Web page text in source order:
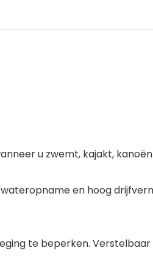
u zwemt, kajakt,
en hoog
te beperken.